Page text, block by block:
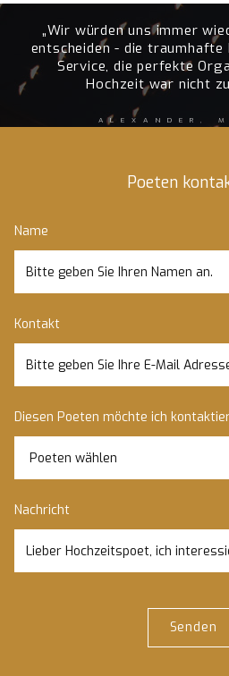
„Wir würden uns immer
entscheiden - die traumhafte
Service, die perfekte
Hochzeit war nicht
ALEXANDER,
Poeten
Name
Kontakt
Diesen Poeten möchte ich
Nachricht